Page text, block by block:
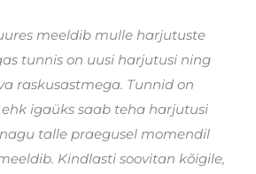
meeldib mulle harjutuste
tunnis on uusi harjutusi ning
raskusastmega. Tunnid on
igaüks saab teha harjutusi
talle praegusel momendil
Kindlasti soovitan kõigile,